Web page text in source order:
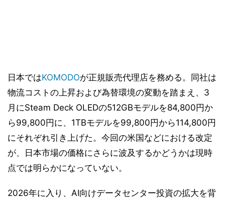
日本ではKOMODOが正規販売代理店を務める。同社は
物流コストの上昇および為替環境の変動を踏まえ、3
月にSteam Deck OLEDの512GBモデルを84,800円か
ら99,800円に、1TBモデルを99,800円から114,800円
にそれぞれ引き上げた。今回の米国などにおける改定
が、日本市場の価格にさらに波及するかどうかは現時
点では明らかになっていない。
2026年に入り、AI向けデータセンター投資の拡大を背